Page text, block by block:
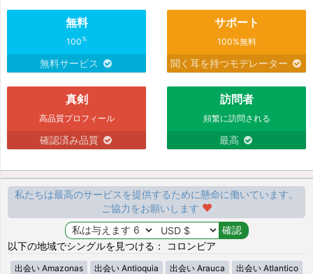
無料
100%
無料サービス
サポート
100%無料
聞く耳を持つモデレーター
真剣
高品質プロフィール
確認済み品質
訪問者
頻繁に訪問される
最高
私たちは最高のサービスを提供するために懸命に働いています。
ご協力をお願いします
以下の地域でシングルを見つける： コロンビア
出会い Amazonas 出会い Antioquia 出会い Arauca 出会い Atlantico